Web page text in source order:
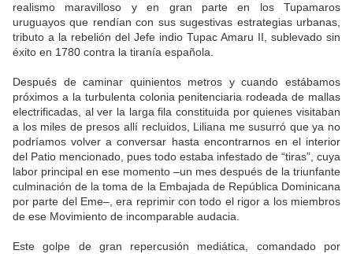
realismo maravilloso y en gran parte en los Tupamaros
uruguayos que rendían con sus sugestivas estrategias urbanas,
tributo a la rebelión del Jefe indio Tupac Amaru II, sublevado sin
éxito en 1780 contra la tiranía española.
Después de caminar quinientos metros y cuando estábamos
próximos a la turbulenta colonia penitenciaria rodeada de mallas
electrificadas, al ver la larga fila constituida por quienes visitaban
a los miles de presos allí recluidos, Liliana me susurró que ya no
podríamos volver a conversar hasta encontrarnos en el interior
del Patio mencionado, pues todo estaba infestado de “tiras”, cuya
labor principal en ese momento –un mes después de la triunfante
culminación de la toma de la Embajada de República Dominicana
por parte del Eme–, era reprimir con todo el rigor a los miembros
de ese Movimiento de incomparable audacia.
Este golpe de gran repercusión mediática, comandado por